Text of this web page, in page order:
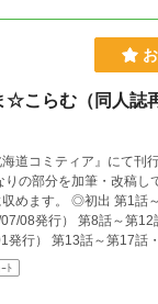
こらむ（同人誌
海道コミティア』にて刊
分を加筆・改稿してありま
・・・・・「とき
8話～第12話 ・・・・・「とき
発行） 第13話～第17話
トプリント
遅刻作品（2018/12/25
ﾄ